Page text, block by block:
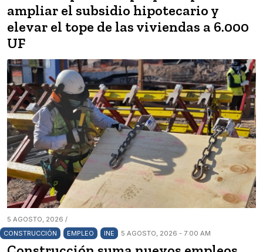
ampliar el subsidio hipotecario y
elevar el tope de las viviendas a 6.000
UF
5 AGOSTO, 2026 /
CONSTRUCCIÓN
EMPLEO INE 5 AGOSTO, 2026 - 7:00 AM